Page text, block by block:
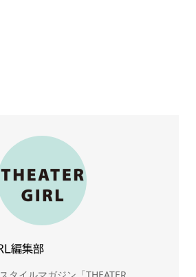
編集部